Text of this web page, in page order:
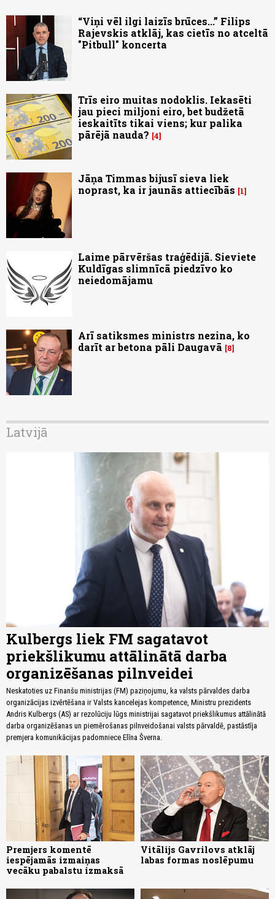
“Viņi vēl ilgi laizīs brūces...” Filips
Rajevskis atklāj, kas cietīs no atceltā
"Pitbull" koncerta
Trīs eiro muitas nodoklis. Iekasēti
jau pieci miljoni eiro, bet budžetā
ieskaitīts tikai viens; kur palika
pārējā nauda? 4
Jāņa Timmas bijusī sieva liek
noprast, ka ir jaunās attiecībās
1
Laime pārvēršas traģēdijā. Sieviete
Kuldīgas slimnīcā piedzīvo ko
neiedomājamu
Arī satiksmes ministrs nezina, ko
darīt ar betona pāli Daugavā
8
Latvijā
Kulbergs liek FM sagatavot
priekšlikumu attālinātā darba
organizēšanas pilnveidei
Neskatoties uz Finanšu ministrijas (FM) paziņojumu, ka valsts pārvaldes darba
organizācijas izvērtēšana ir Valsts kancelejas kompetence, Ministru prezidents
Andris Kulbergs (AS) ar rezolūciju lūgs ministrijai sagatavot priekšlikumus attālinātā
darba organizēšanas un piemērošanas pilnveidošanai valsts pārvaldē, pastāstīja
premjera komunikācijas padomniece Elīna Šverna.
Premjers komentē
iespējamās izmaiņas
vecāku pabalstu izmaksā
Vitālijs Gavrilovs atklāj
labas formas noslēpumu